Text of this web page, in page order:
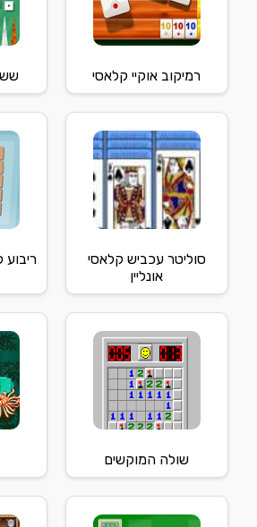
רמיקוב אוקיי קלאסי
סוליטר עכביש קלאסי
אונליין
שולה המוקשים